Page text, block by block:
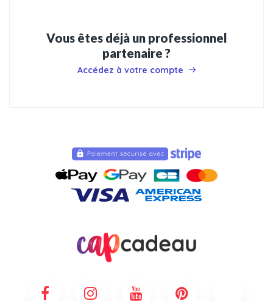
Vous êtes déjà un professionnel
partenaire ?
Accédez à votre compte